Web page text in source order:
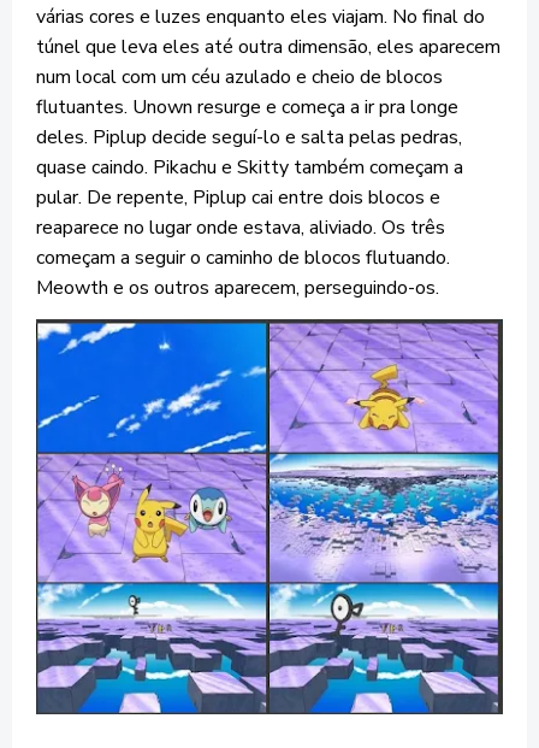
várias cores e luzes enquanto eles viajam. No final do
túnel que leva eles até outra dimensão, eles aparecem
num local com um céu azulado e cheio de blocos
flutuantes. Unown resurge e começa a ir pra longe
deles. Piplup decide seguí-lo e salta pelas pedras,
quase caindo. Pikachu e Skitty também começam a
pular. De repente, Piplup cai entre dois blocos e
reaparece no lugar onde estava, aliviado. Os três
começam a seguir o caminho de blocos flutuando.
Meowth e os outros aparecem, perseguindo-os.